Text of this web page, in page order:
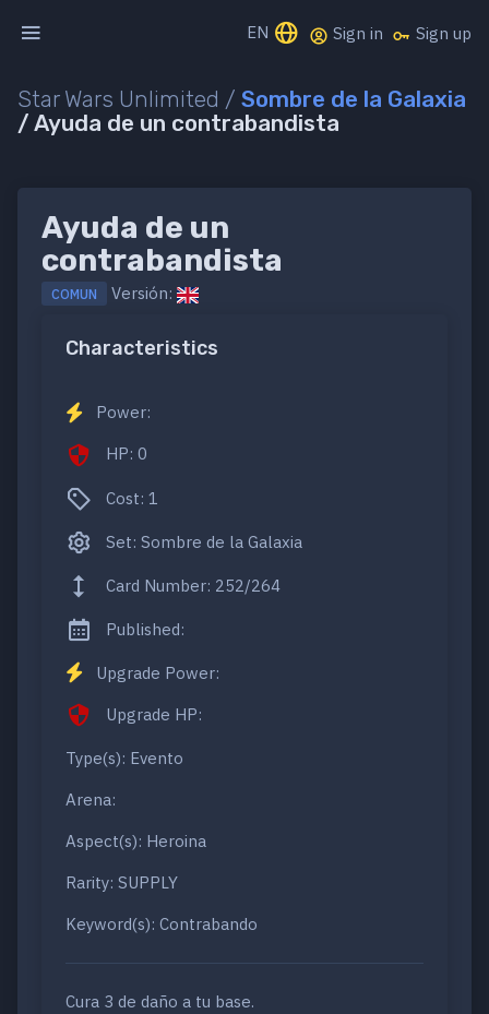
EN Sign in Sign up
Star Wars Unlimited / Sombre de la Galaxia
/ Ayuda de un contrabandista
Ayuda de un
contrabandista
COMUN Versión:
Characteristics
Power:
HP: 0
Cost: 1
Set: Sombre de la Galaxia
Card Number: 252/264
Published:
Upgrade Power:
Upgrade HP:
Type(s): Evento
Arena:
Aspect(s): Heroina
Rarity: SUPPLY
Keyword(s): Contrabando
Cura 3 de daño a tu base.